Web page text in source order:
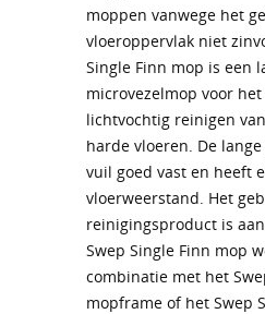
moppen vanwege het
vloeroppervlak niet
Single Finn mop is een
microvezelmop voor
lichtvochtig reinigen
harde vloeren. De
vuil goed vast en heeft
vloerweerstand. Het
reinigingsproduct is
Swep Single Finn mop
combinatie met het
mopframe of het Swep